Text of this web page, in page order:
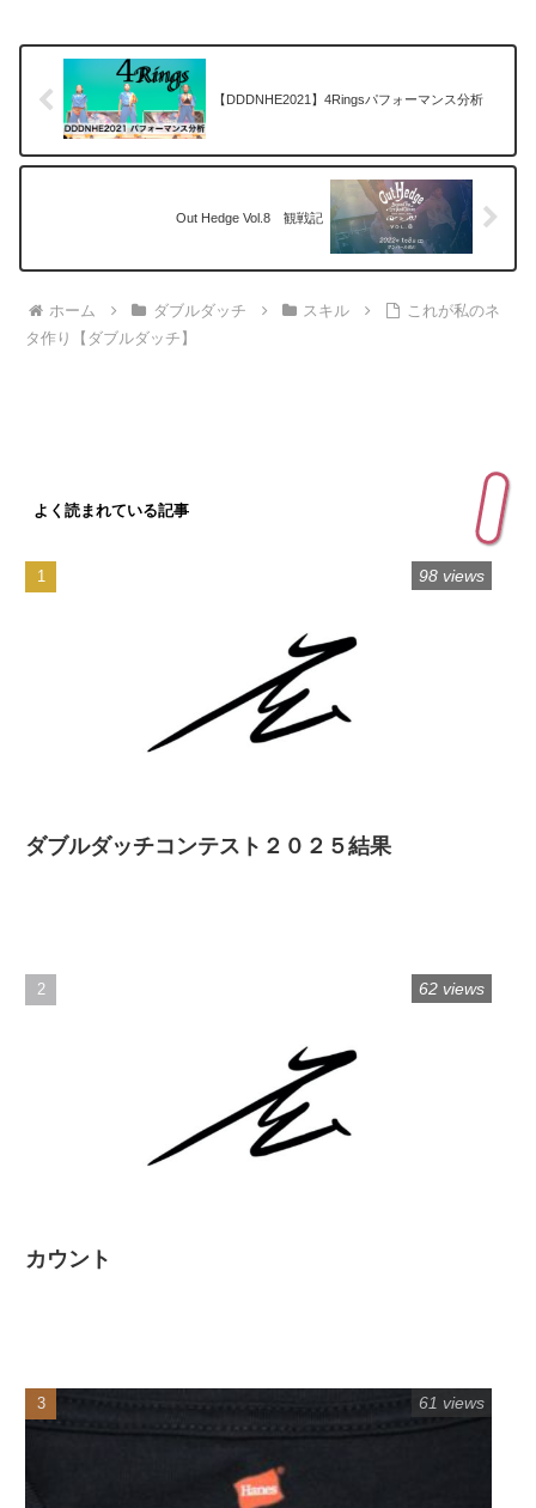
【DDDNHE2021】4Ringsパフォーマンス分析
Out Hedge Vol.8 観戦記
ホーム ダブルダッチ スキル
これが私のネ
タ作り【ダブルダッチ】
よく読まれている記事
ダブルダッチコンテスト２０２５結果
98 views
カウント
62 views
61 views